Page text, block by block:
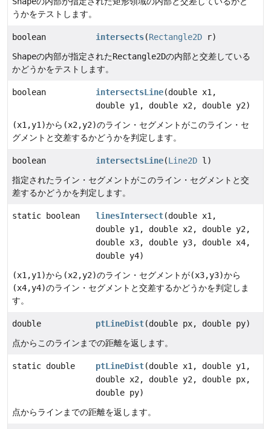
うかをテストします。
boolean intersects(Rectangle2D r)
Shapeの内部が指定されたRectangle2Dの内部と交差している
かどうかをテストします。
boolean intersectsLine(double x1,
double y1, double x2, double y2)
(x1,y1)から (x2,y2)のライン・セグメントがこのライン・セ
グメントと交差するかどうかを判定します。
boolean intersectsLine(Line2D l)
指定されたライン・セグメントがこのライン・セグメントと交
差するかどうかを判定します。
static boolean linesIntersect(double x1,
double y1, double x2, double y2,
double x3, double y3, double x4,
double y4)
(x1,y1)から (x2,y2)のライン・セグメントが(x3,y3)から
(x4,y4)のライン・セグメントと交差するかどうかを判定しま
す。
double ptLineDist(double px, double py)
点からこのラインまでの距離を返します。
static double ptLineDist(double x1, double y1,
double x2, double y2, double px,
double py)
点からラインまでの距離を返します。